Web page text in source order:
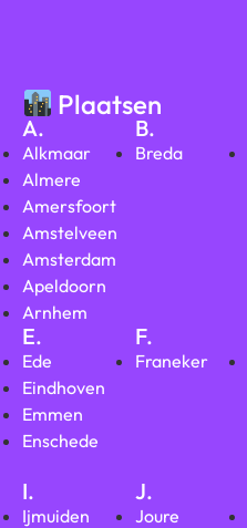
Plaatsen
A.
Alkmaar
Almere
Amersfoort
Amstelveen
Amsterdam
Apeldoorn
Arnhem
B.
Breda
E.
Ede
Eindhoven
Emmen
Enschede
F.
Franeker
I.
Ijmuiden
J.
Joure